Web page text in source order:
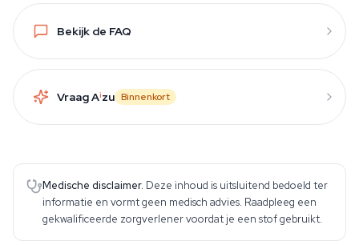
Bekijk de FAQ
Vraag Aizu Binnenkort
Medische disclaimer. Deze inhoud is uitsluitend bedoeld ter
informatie en vormt geen medisch advies. Raadpleeg een
gekwalificeerde zorgverlener voordat je een stof gebruikt.